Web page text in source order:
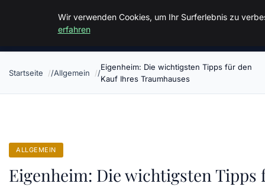
Malzminden
Startseite Allgemein
Eigenheim: Die wichtigsten Tipps für den
Kauf Ihres Traumhauses
ALLGEMEIN
Eigenheim: Die wichtigsten Tipps
Wir verwenden Cookies, um Ihr Surferlebnis zu
erfahren